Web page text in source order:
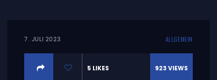
7. JULI 2023 ALLGEMEIN
5 LIKES 923 VIEWS